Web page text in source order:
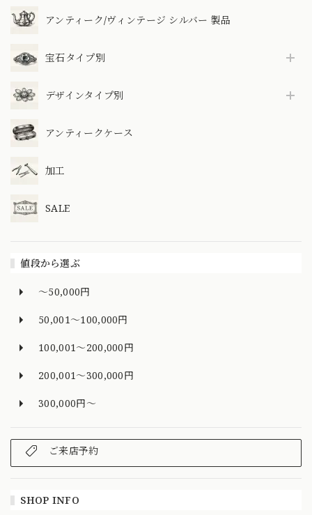
アンティーク/ヴィンテージ シルバー 製品
宝石タイプ別
デザインタイプ別
アンティークケース
加工
SALE
値段から選ぶ
～50,000円
50,001～100,000円
100,001～200,000円
200,001～300,000円
300,000円～
ご来店予約
SHOP INFO